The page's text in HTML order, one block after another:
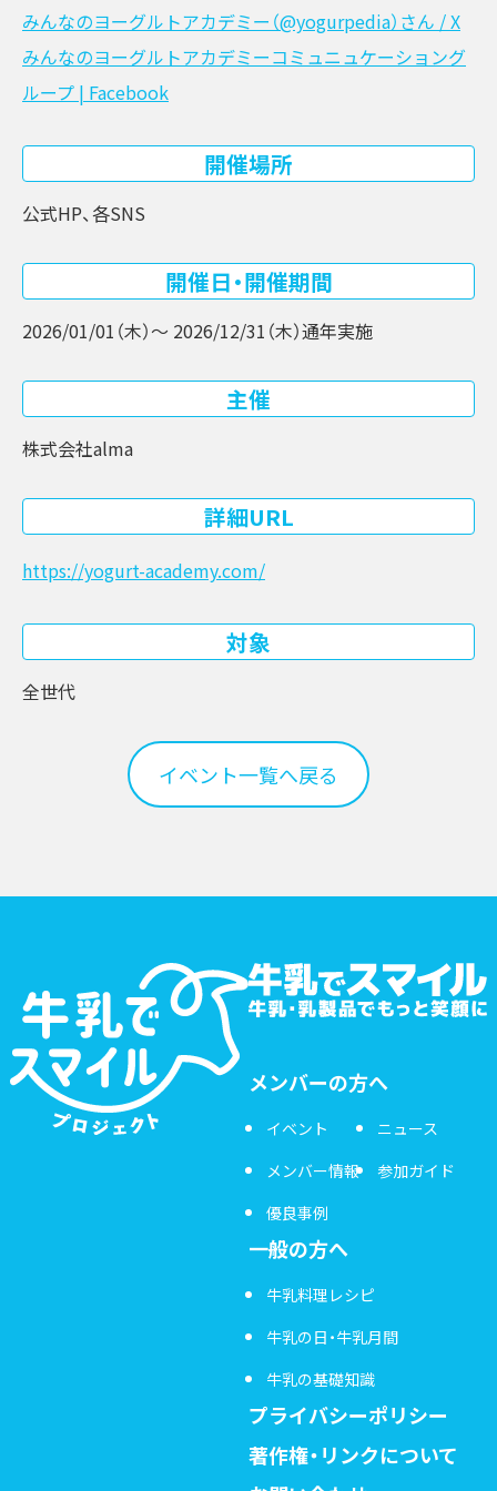
みんなのヨーグルトアカデミー（@yogurpedia）さん / X
みんなのヨーグルトアカデミーコミュニュケーショング
ループ | Facebook
開催場所
公式HP、各SNS
開催日・開催期間
2026/01/01（木）〜 2026/12/31（木）通年実施
主催
株式会社alma
詳細URL
https://yogurt-academy.com/
対象
全世代
イベント一覧へ戻る
メンバーの方へ
イベント
メンバー情報
優良事例
ニュース
参加ガイド
一般の方へ
牛乳料理レシピ
牛乳の日・牛乳月間
牛乳の基礎知識
プライバシーポリシー
著作権・リンクについて